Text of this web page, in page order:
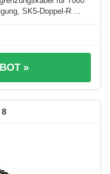
SK5-Doppel-R ...
»
8